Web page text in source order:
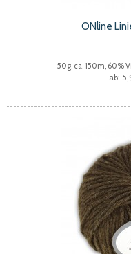
ONline
50g, ca. 150m, 60%